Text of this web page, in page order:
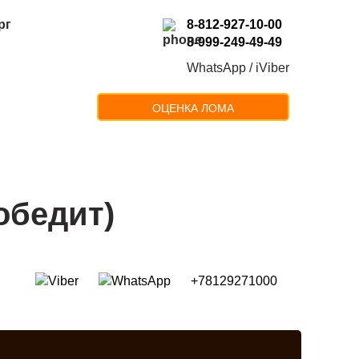
8-812-927-10-00
8-999-249-49-49
WhatsApp / iViber
ОЦЕНКА ЛОМА
+78129271000